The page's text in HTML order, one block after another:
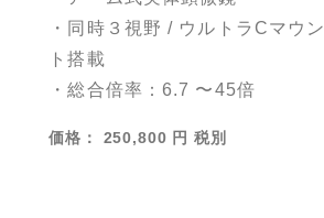
・同時３視野 / ウルトラCマウン
ト搭載
・総合倍率：6.7 〜45倍
価格： 250,800 円 税別